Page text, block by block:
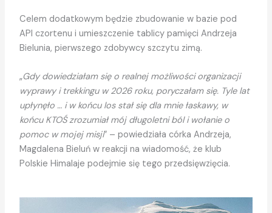
Celem dodatkowym będzie zbudowanie w bazie pod
API czortenu i umieszczenie tablicy pamięci Andrzeja
Bielunia, pierwszego zdobywcy szczytu zimą.
„Gdy dowiedziałam się o realnej możliwości organizacji
wyprawy i trekkingu w 2026 roku, poryczałam się. Tyle lat
upłynęło … i w końcu los stał się dla mnie łaskawy, w
końcu KTOŚ zrozumiał mój długoletni ból i wołanie o
pomoc w mojej misji” – powiedziała córka Andrzeja,
Magdalena Bieluń w reakcji na wiadomość, że klub
Polskie Himalaje podejmie się tego przedsięwzięcia.